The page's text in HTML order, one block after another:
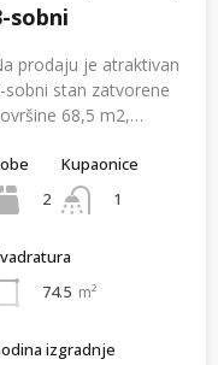
sobni
prodaju je atraktivan
sobni stan zatvorene
68,5 m2,…
2
Kupaonice
1
74.5 m²
izgradnje